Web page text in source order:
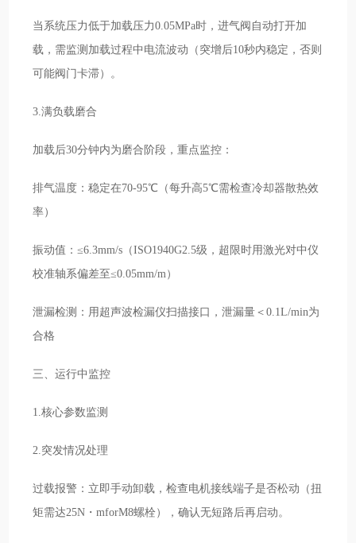
当系统压力低于加载压力0.05MPa时，进气阀自动打开加
载，需监测加载过程中电流波动（突增后10秒内稳定，否则
可能阀门卡滞）。
3.满负载磨合
加载后30分钟内为磨合阶段，重点监控：
排气温度：稳定在70-95℃（每升高5℃需检查冷却器散热效
率）
振动值：≤6.3mm/s（ISO1940G2.5级，超限时用激光对中仪
校准轴系偏差至≤0.05mm/m）
泄漏检测：用超声波检漏仪扫描接口，泄漏量＜0.1L/min为
合格
三、运行中监控
1.核心参数监测
2.突发情况处理
过载报警：立即手动卸载，检查电机接线端子是否松动（扭
矩需达25N・mforM8螺栓），确认无短路后再启动。